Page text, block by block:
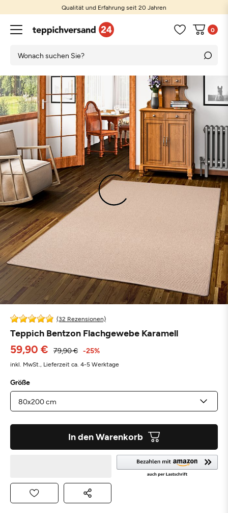
Qualität und Erfahrung seit 20 Jahren
0
(32 Rezensionen)
Teppich Bentzon Flachgewebe Karamell
59,90 € 79,90 € -25%
inkl. MwSt., Lieferzeit ca. 4-5 Werktage
Größe
In den Warenkorb